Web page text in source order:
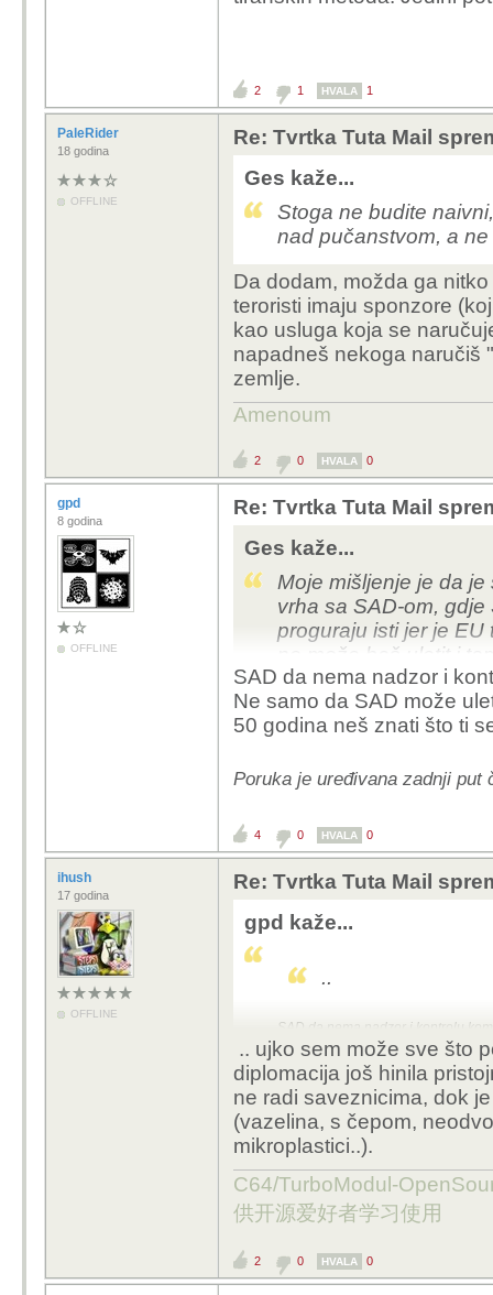
2 1 HVALA 1
PaleRider
18 godina
OFFLINE
Re: Tvrtka Tuta Mail
Ges kaže...
Stoga ne budite
nad pučanstvom, a
Da dodam, možda ga
teroristi imaju sponzore
kao usluga koja se
napadneš nekoga naručiš
zemlje.
Amenoum
2 0 HVALA 0
gpd
8 godina
OFFLINE
Re: Tvrtka Tuta Mail
Ges kaže...
Moje mišljenje je da
vrha sa SAD-om,
proguraju isti jer je
ne može baš uletit i
gdje ne pričam o
opravdanje za sporni
SAD da nema nadzor i
Ne samo da SAD može
50 godina neš znati što ti
Poruka je uređivana zadnji put
4 0 HVALA 0
ihush
17 godina
OFFLINE
Re: Tvrtka Tuta Mail
gpd kaže...
..
SAD da nema nadzor i kontrolu
Ne samo da SAD
.. ujko sem može sve što
diplomacija još hinila
ne radi saveznicima, dok
(vazelina, s čepom,
mikroplastici..).
C64/TurboModul-
供开源爱好者学习使用
2 0 HVALA 0